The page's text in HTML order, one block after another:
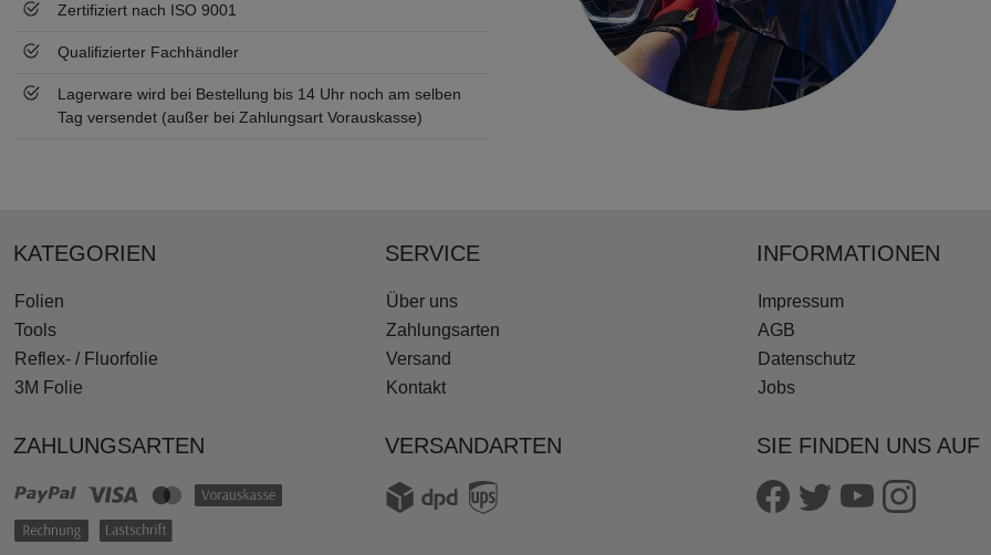
Zertifiziert nach ISO 9001
Qualifizierter Fachhändler
Lagerware wird bei Bestellung bis 14 Uhr noch am selben
Tag versendet (außer bei Zahlungsart Vorauskasse)
KATEGORIEN
Folien
Tools
Reflex- / Fluorfolie
3M Folie
SERVICE
Über uns
Zahlungsarten
Versand
Kontakt
INFORMATIONEN
Impressum
AGB
Datenschutz
Jobs
ZAHLUNGSARTEN VERSANDARTEN SIE FINDEN UNS AUF